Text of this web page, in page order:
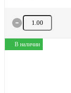
Количество товара
В наличии